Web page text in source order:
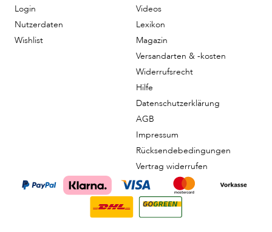
Login
Nutzerdaten
Wishlist
Videos
Lexikon
Magazin
Versandarten & -kosten
Widerrufsrecht
Hilfe
Datenschutzerklärung
AGB
Impressum
Rücksendebedingungen
Vertrag widerrufen